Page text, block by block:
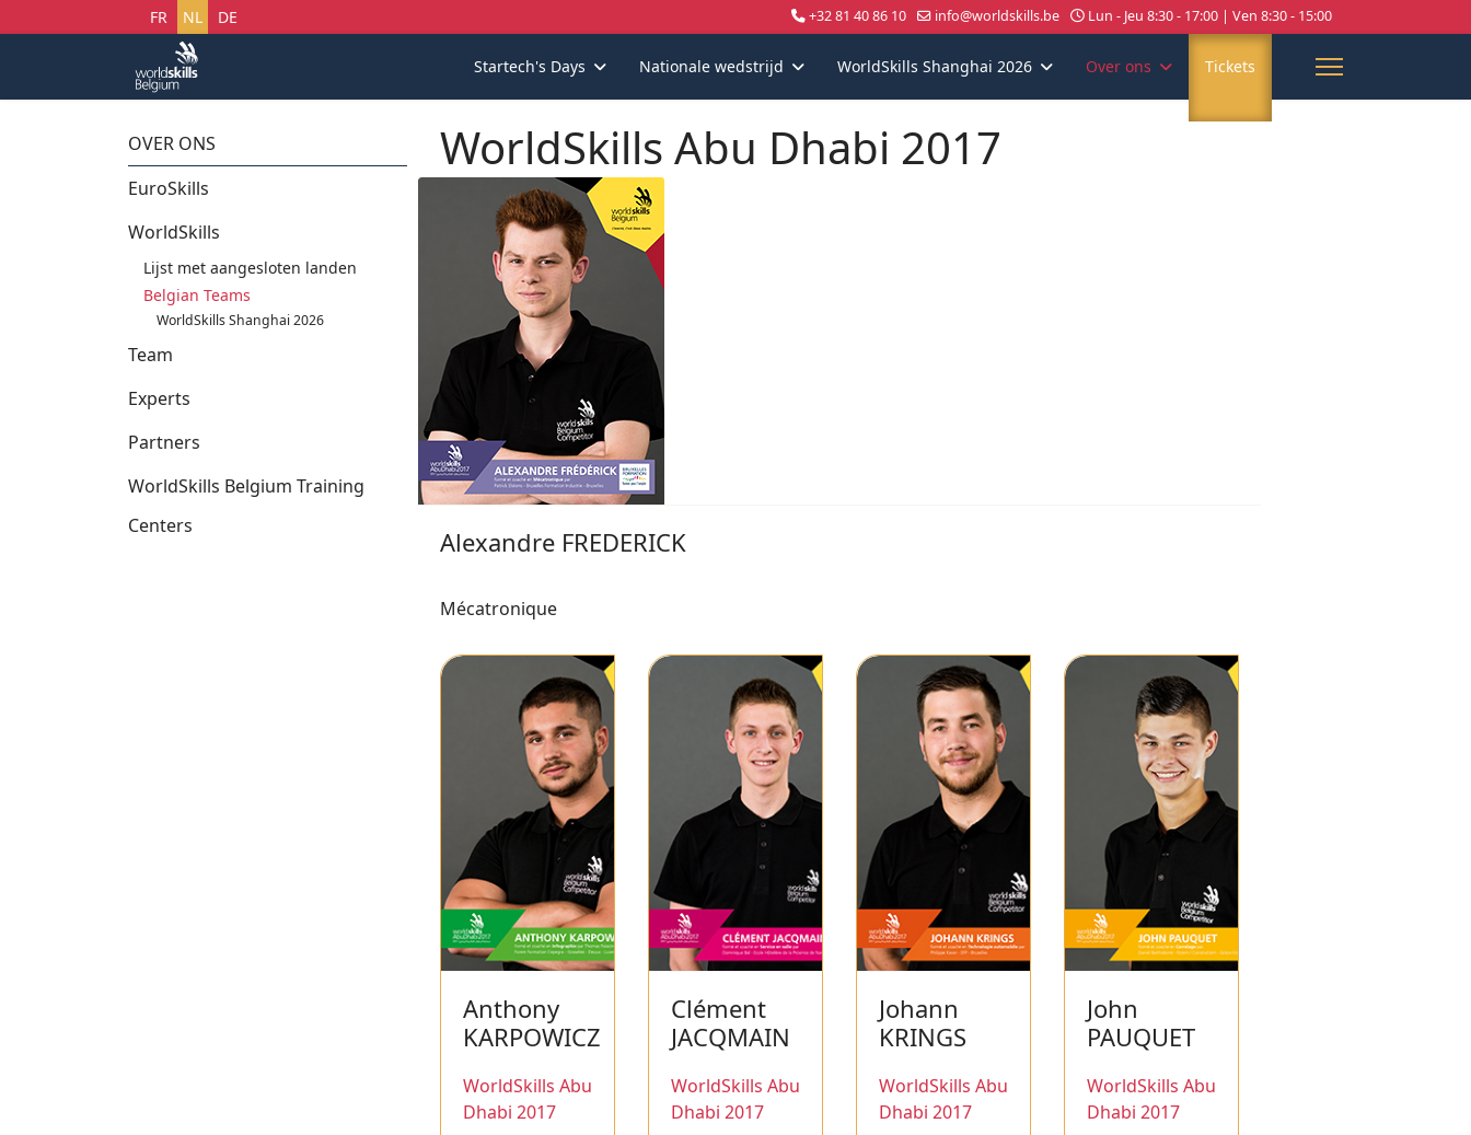
Selecteer uw taal
FR NL DE +32 81 40 86 10 info@worldskills.be Lun - Jeu 8:30 - 17:00 | Ven 8:30 - 15:00
Startech's Days Nationale wedstrijd WorldSkills Shanghai 2026 Over ons Tickets
OVER ONS
EuroSkills
WorldSkills
Lijst met aangesloten landen
Belgian Teams
WorldSkills Shanghai 2026
Team
Experts
Partners
WorldSkills Belgium Training
Centers
WorldSkills Abu Dhabi 2017
Alexandre FREDERICK
Mécatronique
Anthony
KARPOWICZ
WorldSkills Abu
Dhabi 2017
Clément
JACQMAIN
WorldSkills Abu
Dhabi 2017
Johann
KRINGS
WorldSkills Abu
Dhabi 2017
John
PAUQUET
WorldSkills Abu
Dhabi 2017